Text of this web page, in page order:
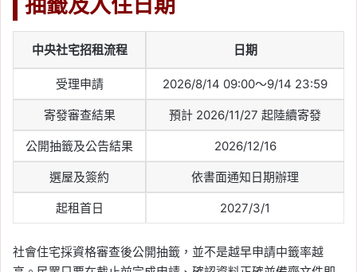
中央社宅招租流程 日期
受理申請 2026/8/14 09:00～9/14 23:59
寄發審查結果 預計 2026/11/27 起陸續寄發
公開抽籤及公告結果 2026/12/16
選屋及簽約 依書面通知日期辦理
起租首日 2027/3/1
社會住宅採資格審查後公開抽籤，並不是越早申請中籤率越